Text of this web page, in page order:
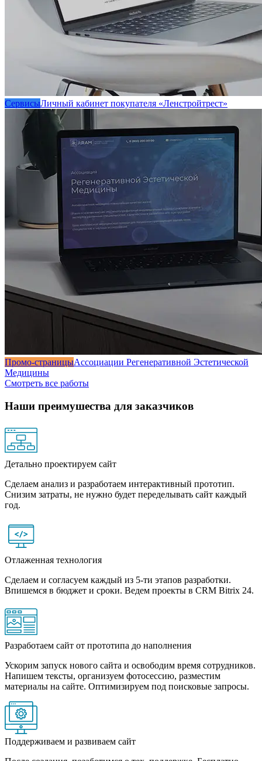
СервисыЛичный кабинет покупателя «Ленстройтрест»
Промо-страницыАссоциации Регенеративной Эстетической
Медицины
Смотреть все работы
Наши преимушества для заказчиков
Детально проектируем сайт
Сделаем анализ и разработаем интерактивный прототип.
Снизим затраты, не нужно будет переделывать сайт каждый
год.
Отлаженная технология
Сделаем и согласуем каждый из 5-ти этапов разработки.
Впишемся в бюджет и сроки. Ведем проекты в CRM Bitrix 24.
Разработаем сайт от прототипа до наполнения
Ускорим запуск нового сайта и освободим время сотрудников.
Напишем тексты, организуем фотосессию, разместим
материалы на сайте. Оптимизируем под поисковые запросы.
Поддерживаем и развиваем сайт